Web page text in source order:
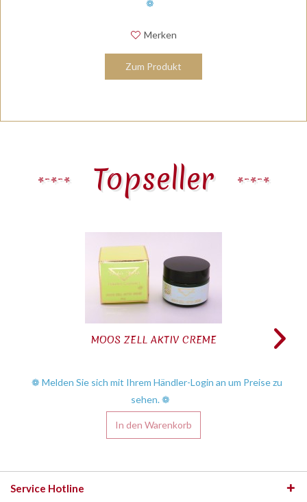
Topseller
MOOS ZELL AKTIV CREME
❁ Melden Sie sich mit Ihrem Händler-Login an um Preise zu
sehen. ❁
In den Warenkorb
❁
Merken
Zum Produkt
Service Hotline